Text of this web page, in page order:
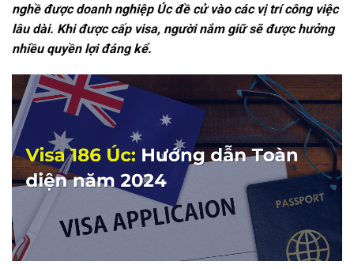
nghề được doanh nghiệp Úc đề cử vào các vị trí công việc
lâu dài. Khi được cấp visa, người nắm giữ sẽ được hưởng
nhiều quyền lợi đáng kể.